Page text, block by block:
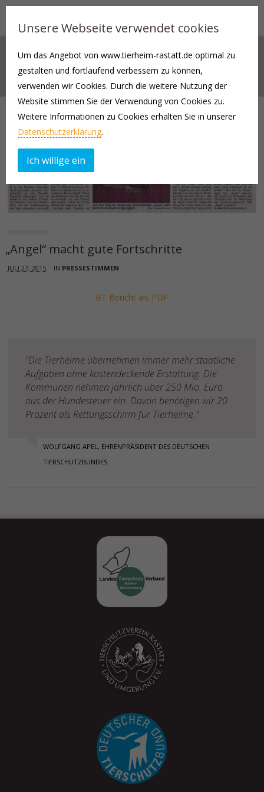
AKTUELLES
„Angel“ macht gute Fortschritte
JULI 27, 2015 IN PRESSESTIMMEN
BT Bericht als PDF
"Die Tierheime übernehmen immer mehr staatliche
Aufgaben ohne kostendeckende Erstattung. Die
Kommunen nehmen jährlich über 250 Mio. Euro
aus der Hundesteuer ein. Davon benötigen wir 20
Prozent als Rettungsschirm für Tierheime."
WOLFGANG APEL, EHRENPRÄSIDENT DES DEUTSCHEN
TIERSCHUTZBUNDES
Unsere Webseite verwendet cookies
Um das Angebot von www.tierheim-rastatt.de optimal zu
gestalten und fortlaufend verbessern zu können,
verwenden wir Cookies. Durch die weitere Nutzung der
Website stimmen Sie der Verwendung von Cookies zu.
Weitere Informationen zu Cookies erhalten Sie in unserer
Datenschutzerklärung.
Ich willige ein